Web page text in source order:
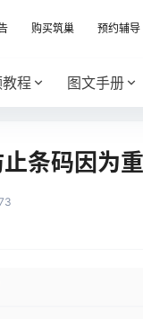
购买筑巢 预约辅导
程 图文手册
条码因为